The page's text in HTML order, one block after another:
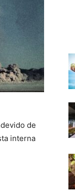
de
interna